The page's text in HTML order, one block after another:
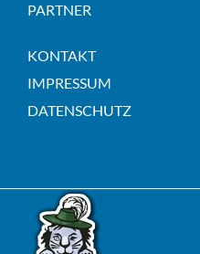
PARTNER
KONTAKT
IMPRESSUM
DATENSCHUTZ